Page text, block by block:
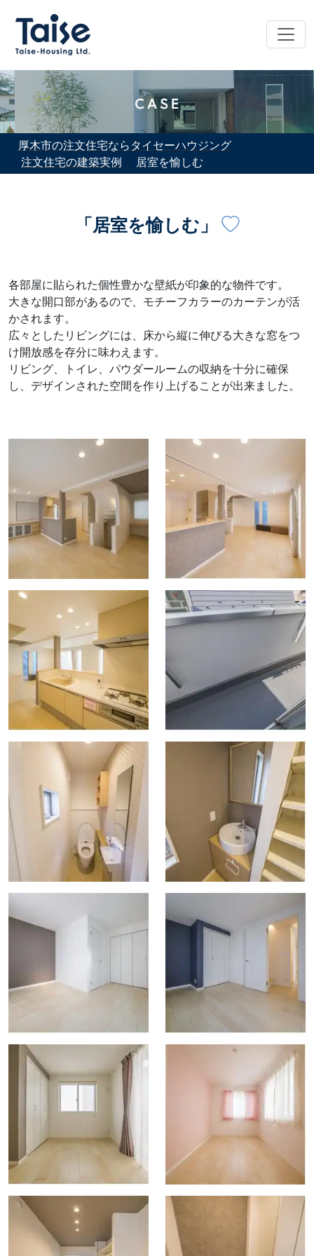
厚木市の注文住宅ならタイセーハウジング
注文住宅の建築実例
居室を愉しむ
「居室を愉しむ」
各部屋に貼られた個性豊かな壁紙が印象的な物件です。
大きな開口部があるので、モチーフカラーのカーテンが活
かされます。
広々としたリビングには、床から縦に伸びる大きな窓をつ
け開放感を存分に味わえます。
リビング、トイレ、パウダールームの収納を十分に確保
し、デザインされた空間を作り上げることが出来ました。